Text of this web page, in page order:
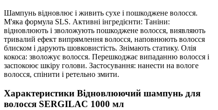
Шампунь відновлює і живить сухе і пошкоджене волосся.
М'яка формула SLS. Активні інгредієнти: Таніни:
відновлюють і зволожують пошкоджене волосся, виявляють
тривалий ефект випрямлення волосся, наповнюють волосся
блиском і дарують шовковистість. Знімають статику. Олія
кокоса: зволожує волосся. Перешкоджає випаданню волосся і
заспокоює шкіру голови. Застосування: нанести на вологе
волосся, спінити і ретельно змити.
Характеристики Відновлюючий шампунь для
волосся SERGILAC 1000 мл